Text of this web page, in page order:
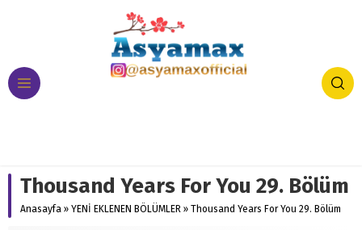
Thousand Years For You 29. Bölüm
Anasayfa » YENİ EKLENEN BÖLÜMLER » Thousand Years For You 29. Bölüm